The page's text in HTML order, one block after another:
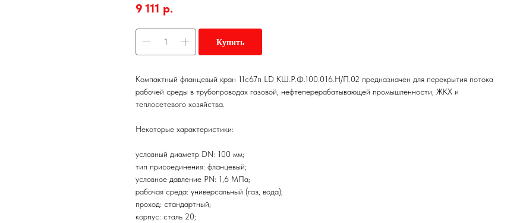
9 111 р.
Купить
Компактный фланцевый кран 11с67п LD КШ.Р.Ф.100.016.Н/П.02 предназначен для перекрытия потока
рабочей среды в трубопроводах газовой, нефтеперерабатывающей промышленности, ЖКХ и
теплосетевого хозяйства.
Некоторые характеристики:
условный диаметр DN: 100 мм;
тип присоединения: фланцевый;
условное давление PN: 1,6 МПа;
рабочая среда: универсальный (газ, вода);
проход: стандартный;
корпус: сталь 20;